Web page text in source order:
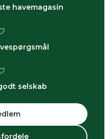
havemagasin
selskab